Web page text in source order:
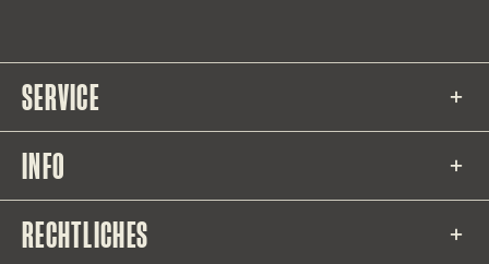
SERVICE
INFO
RECHTLICHES